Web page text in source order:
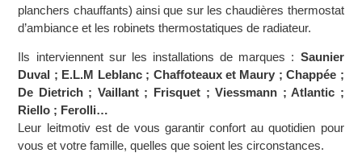
planchers chauffants) ainsi que sur les chaudières thermostat
d’ambiance et les robinets thermostatiques de radiateur.
Ils interviennent sur les installations de marques : Saunier
Duval ; E.L.M Leblanc ; Chaffoteaux et Maury ; Chappée ;
De Dietrich ; Vaillant ; Frisquet ; Viessmann ; Atlantic ;
Riello ; Ferolli…
Leur leitmotiv est de vous garantir confort au quotidien pour
vous et votre famille, quelles que soient les circonstances.